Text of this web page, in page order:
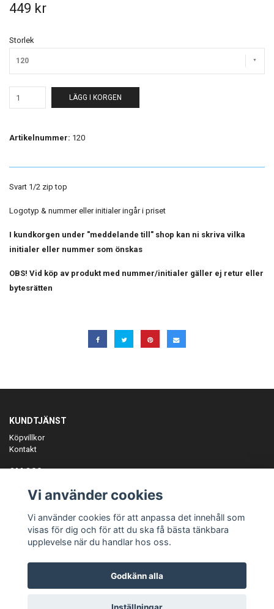
449 kr
Storlek
120
LÄGG I KORGEN
Artikelnummer: 120
Svart 1/2 zip top
Logotyp & nummer eller initialer ingår i priset
I kundkorgen under "meddelande till" shop kan ni skriva vilka
initialer eller nummer som önskas
OBS! Vid köp av produkt med nummer/initialer gäller ej retur eller
bytesrätten
KUNDTJÄNST
Köpvillkor
Kontakt
OM OSS
ANMÄL DIG TILL VÅRT NYHETSBREV
Prenumerera
© Copyright Teamgear
Vi använder cookies
Vi använder cookies för att anpassa det innehåll som
visas för dig och för att du ska få bästa tänkbara
upplevelse när du handlar hos oss.
Godkänn alla